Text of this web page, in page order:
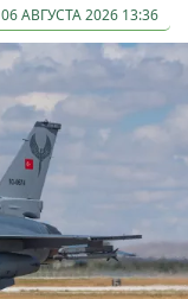
06 АВГУСТА 2026 13:36